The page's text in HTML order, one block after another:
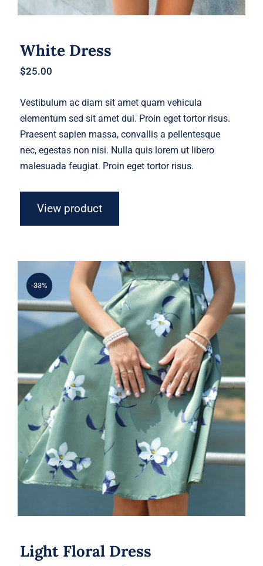
White Dress
$25.00
Vestibulum ac diam sit amet quam vehicula
elementum sed sit amet dui. Proin eget tortor risus.
Praesent sapien massa, convallis a pellentesque
nec, egestas non nisi. Nulla quis lorem ut libero
malesuada feugiat. Proin eget tortor risus.
View product
-33%
Light Floral Dress
Light Floral Dress